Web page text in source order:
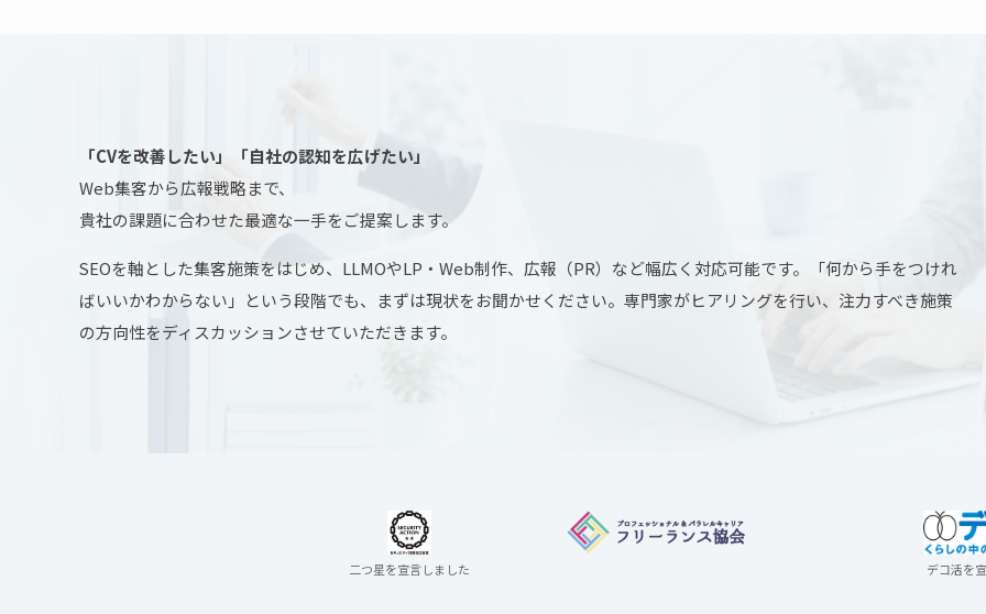
「CVを改善したい」「自社の認知を広げたい」
Web集客から広報戦略まで、
貴社の課題に合わせた最適な一手をご提案します。
SEOを軸とした集客施策をはじめ、LLMOやLP・Web制作、広報（PR）など幅広く対応可能です。「何から手をつけれ
ばいいかわからない」という段階でも、まずは現状をお聞かせください。専門家がヒアリングを行い、注力すべき施策
の方向性をディスカッションさせていただきます。
二つ星を宣言しました デコ活を